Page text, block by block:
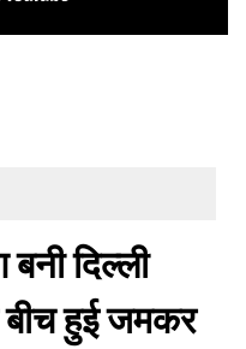
दिल्ली
बीच हुई जमकर